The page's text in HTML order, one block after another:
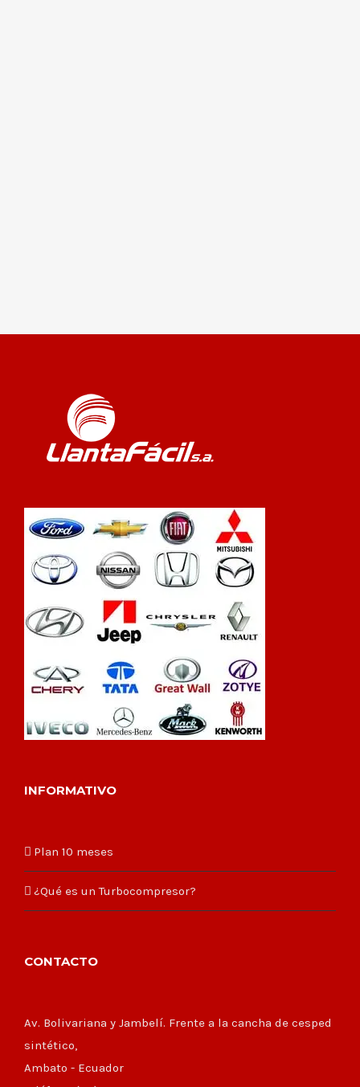
INFORMATIVO
Plan 10 meses
¿Qué es un Turbocompresor?
CONTACTO
Av. Bolivariana y Jambelí. Frente a la cancha de cesped
sintético,
Ambato - Ecuador